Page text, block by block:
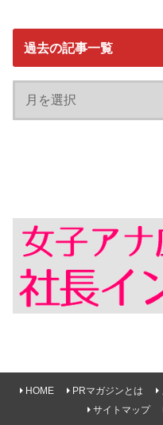
過去の記事一覧
HOME PRマガジンとは
サイトマップ